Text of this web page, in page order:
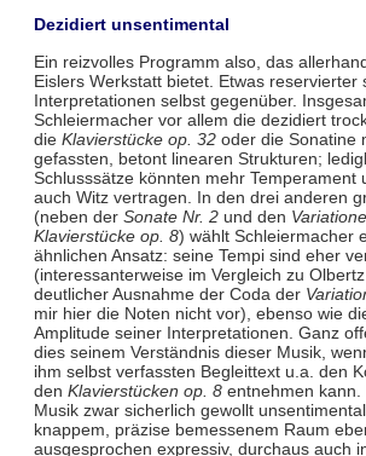
Dezidiert unsentimental
Ein reizvolles Programm also, das
Eislers Werkstatt bietet. Etwas reservierter
Interpretationen selbst gegenüber.
Schleiermacher vor allem die dezidiert
die Klavierstücke op. 32oder die Sonatine
gefassten, betont linearen Strukturen;
Schlusssätze könnten mehr Temperament
auch Witz vertragen. In den drei anderen
(neben der Sonate Nr. 2und den
Klavierstücke op. 8) wählt Schleiermacher
ähnlichen Ansatz: seine Tempi sind eher
(interessanterweise im Vergleich zu
deutlicher Ausnahme der Coda der
mir hier die Noten nicht vor), ebenso wie
Amplitude seiner Interpretationen. Ganz
dies seinem Verständnis dieser Musik,
ihm selbst verfassten Begleittext u.a. den
den Klavierstücken op. 8entnehmen kann.
Musik zwar sicherlich gewollt
knappem, präzise bemessenem Raum
ausgesprochen expressiv, durchaus auch